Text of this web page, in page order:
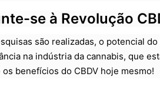
se à Revolução
são realizadas, o potencial
na indústria da cannabis, que
benefícios do CBDV hoje mesmo!